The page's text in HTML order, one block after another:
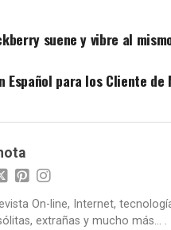
suene y vibre al
Español para los Cliente de
On-line, Internet,
extrañas y mucho más... .